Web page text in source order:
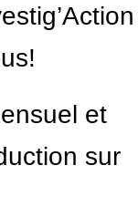
et
sur